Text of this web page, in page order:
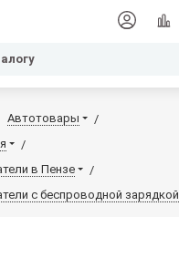
Автотовары
в Пензе
с беспроводной зарядкой